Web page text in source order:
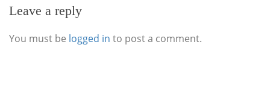
Leave a reply
You must be logged in to post a comment.